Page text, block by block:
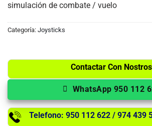
simulación de combate / vuelo
Categoría: Joysticks
Contactar Con
WhatsApp 950 112
Telefono: 950 112 622 / 974 439